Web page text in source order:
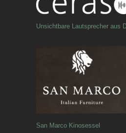
Unsichtbare Lautsprecher aus
San Marco Kinosessel